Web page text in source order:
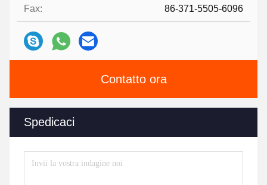
Fax: 86-371-5505-6096
Contatto ora
Spedicaci